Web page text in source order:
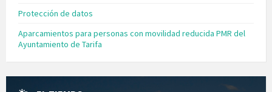
Protección de datos
Aparcamientos para personas con movilidad reducida PMR del
Ayuntamiento de Tarifa